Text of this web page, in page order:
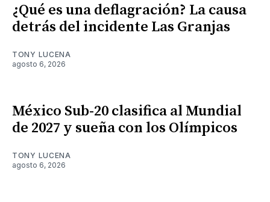
¿Qué es una deflagración? La causa
detrás del incidente Las Granjas
TONY LUCENA
agosto 6, 2026
México Sub-20 clasifica al Mundial
de 2027 y sueña con los Olímpicos
TONY LUCENA
agosto 6, 2026